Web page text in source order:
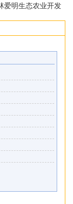
爱明生态农业开发